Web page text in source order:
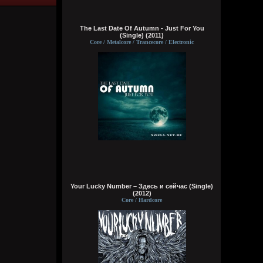
16:15:56
Кукуня
16:15:29
16:15:10
А я вовсе не колдунья,
Я любила и люблю.
Это мне судьба послала
Грешную любовь мою.
Не судите строго, люди,
Пожалей меня, родня,
Видно, в жизни суждено мне
The Last Date Of Autumn - Just For You
(Single) (2011)
Core / Metalcore / Trancecore / Electronic
Your Lucky Number – Здесь и сейчас (Single)
(2012)
Core / Hardcore